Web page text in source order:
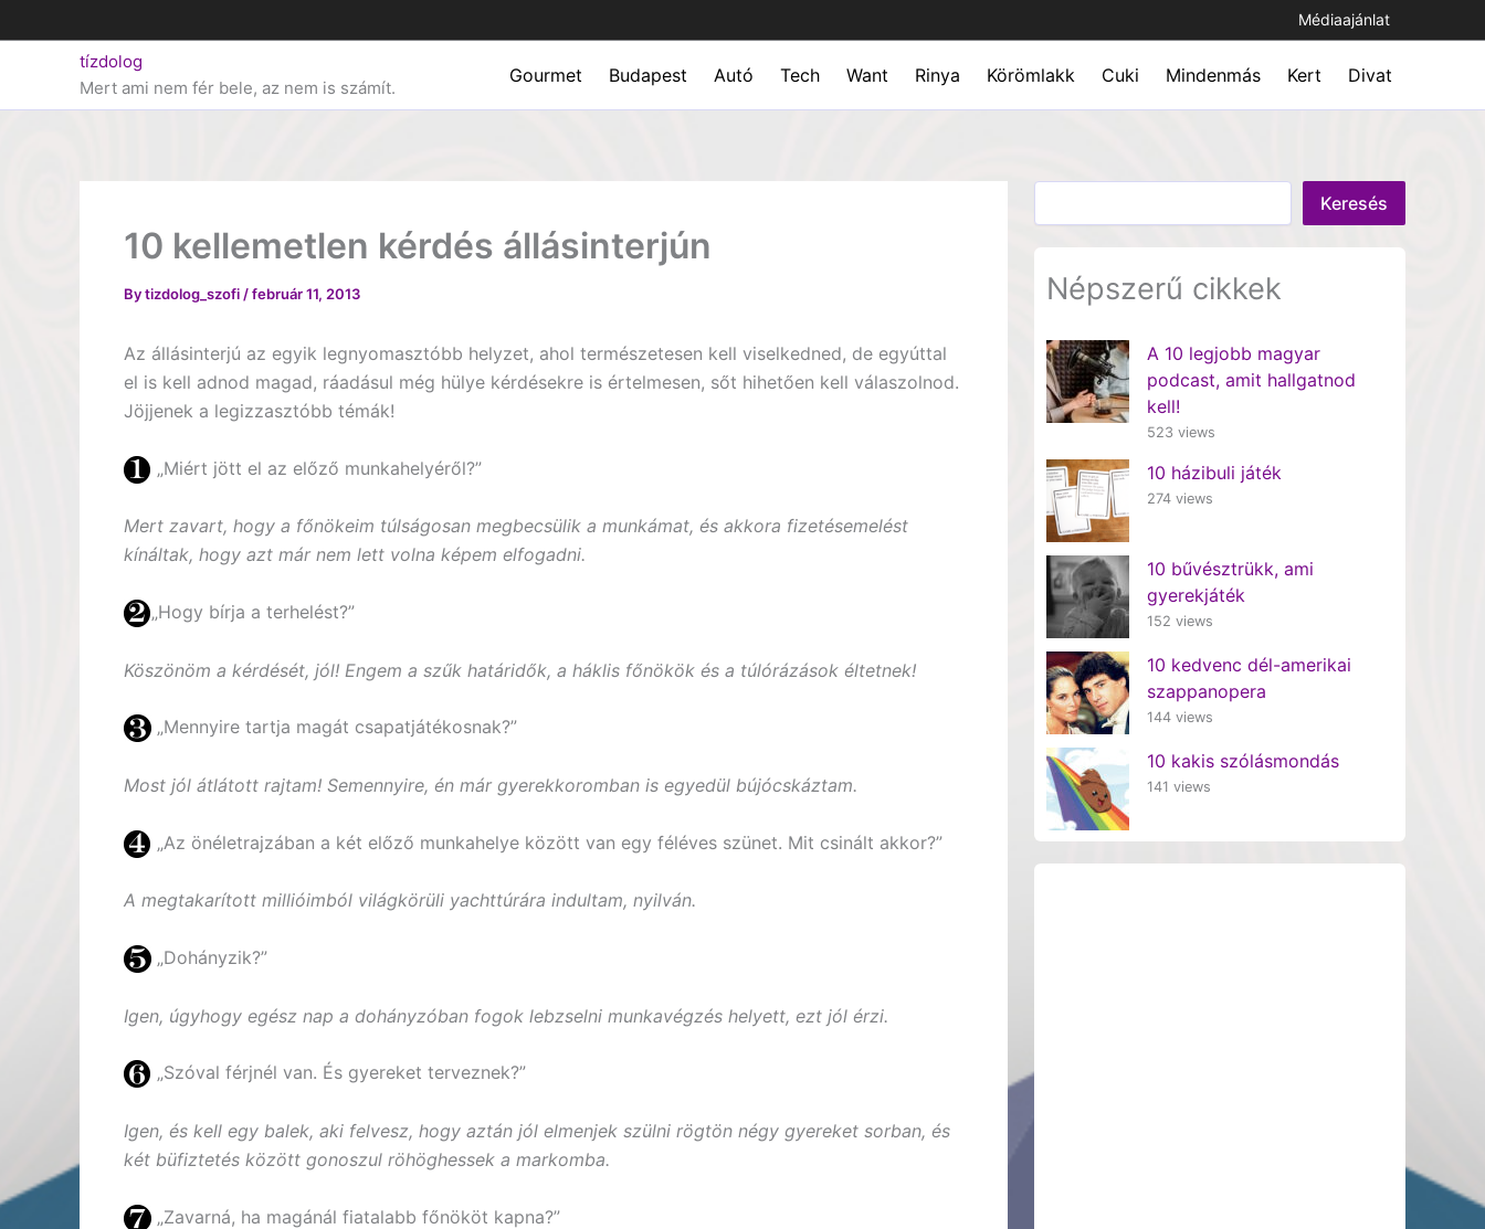
to
Médiaajánlat
tízdolog
Mert ami nem fér bele, az nem is számít.
Gourmet Budapest Autó Tech Want Rinya Körömlakk Cuki Mindenmás Kert Divat
10 kellemetlen kérdés állásinterjún
Bytizdolog_szofi /február 11, 2013
Az állásinterjú az egyik legnyomasztóbb helyzet, ahol természetesen kell viselkedned, de egyúttal
el is kell adnod magad, ráadásul még hülye kérdésekre is értelmesen, sőt hihetően kell válaszolnod.
Jöjjenek a legizzasztóbb témák!
„Miért jött el az előző munkahelyéről?”
Mert zavart, hogy a főnökeim túlságosan megbecsülik a munkámat, és akkora fizetésemelést
kínáltak, hogy azt már nem lett volna képem elfogadni.
„Hogy bírja a terhelést?”
Köszönöm a kérdését, jól! Engem a szűk határidők, a háklis főnökök és a túlórázások éltetnek!
„Mennyire tartja magát csapatjátékosnak?”
Most jól átlátott rajtam! Semennyire, én már gyerekkoromban is egyedül bújócskáztam.
„Az önéletrajzában a két előző munkahelye között van egy féléves szünet. Mit csinált akkor?”
A megtakarított millióimból világkörüli yachttúrára indultam, nyilván.
„Dohányzik?”
Igen, úgyhogy egész nap a dohányzóban fogok lebzselni munkavégzés helyett, ezt jól érzi.
„Szóval férjnél van. És gyereket terveznek?”
Igen, és kell egy balek, aki felvesz, hogy aztán jól elmenjek szülni rögtön négy gyereket sorban, és
két büfiztetés között gonoszul röhöghessek a markomba.
„Zavarná, ha magánál fiatalabb főnököt kapna?”
Keresés
Népszerű cikkek
A 10 legjobb magyar
podcast, amit hallgatnod
kell!
523 views
10 házibuli játék
274 views
10 bűvésztrükk, ami
gyerekjáték
152 views
10 kedvenc dél-amerikai
szappanopera
144 views
10 kakis szólásmondás
141 views